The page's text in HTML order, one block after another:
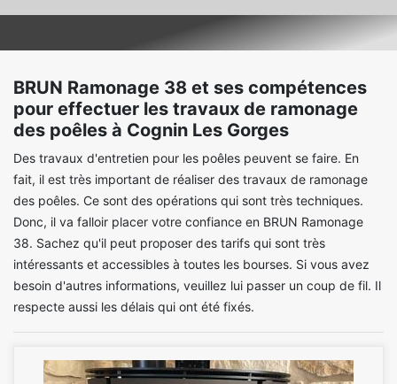
BRUN Ramonage 38 et ses compétences
pour effectuer les travaux de ramonage
des poêles à Cognin Les Gorges
Des travaux d'entretien pour les poêles peuvent se faire. En
fait, il est très important de réaliser des travaux de ramonage
des poêles. Ce sont des opérations qui sont très techniques.
Donc, il va falloir placer votre confiance en BRUN Ramonage
38. Sachez qu'il peut proposer des tarifs qui sont très
intéressants et accessibles à toutes les bourses. Si vous avez
besoin d'autres informations, veuillez lui passer un coup de fil. Il
respecte aussi les délais qui ont été fixés.